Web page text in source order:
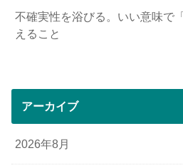
不確実性を浴びる。いい意味で
えること
アーカイブ
2026年8月